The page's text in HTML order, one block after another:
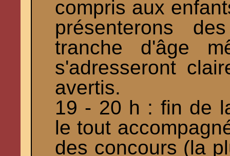
compris aux
présenterons
tranche d'âge
s'adresseront
avertis.
19 - 20 h : fin de
le tout
des concours (la